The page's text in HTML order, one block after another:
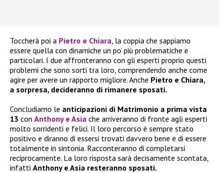
Toccherà poi a Pietro e Chiara , la coppia che sappiamo
essere quella con dinamiche un po’ più problematiche e
particolari. I due affronteranno con gli esperti proprio questi
problemi che sono sorti tra loro, comprendendo anche come
agire per avere un rapporto migliore. Anche Pietro e Chiara,
a sorpresa, decideranno di rimanere sposati.
Concludiamo le anticipazioni di Matrimonio a prima vista
13 con Anthony e Asia che arriveranno di fronte agli esperti
molto sorridenti e felici. Il loro percorso è sempre stato
positivo e diranno di essersi trovati davvero bene e di essere
totalmente in sintonia. Racconteranno di completarsi
reciprocamente. La loro risposta sarà decisamente scontata,
infatti Anthony e Asia resteranno sposati.